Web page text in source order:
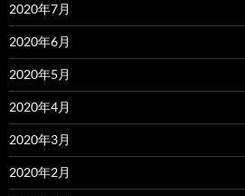
2020年7月
2020年6月
2020年5月
2020年4月
2020年3月
2020年2月